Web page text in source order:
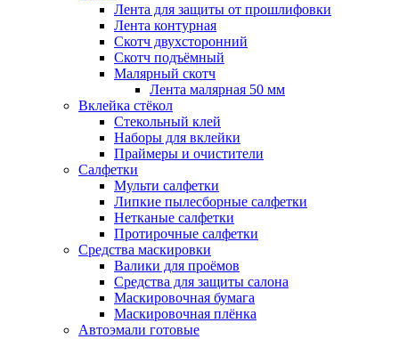
Лента для защиты от прошлифовки
Лента контурная
Скотч двухсторонний
Скотч подъёмный
Малярный скотч
Лента малярная 50 мм
Вклейка стёкол
Стекольный клей
Наборы для вклейки
Праймеры и очистители
Салфетки
Мульти салфетки
Липкие пылесборные салфетки
Нетканые салфетки
Протирочные салфетки
Средства маскировки
Валики для проёмов
Средства для защиты салона
Маскировочная бумага
Маскировочная плёнка
Автоэмали готовые